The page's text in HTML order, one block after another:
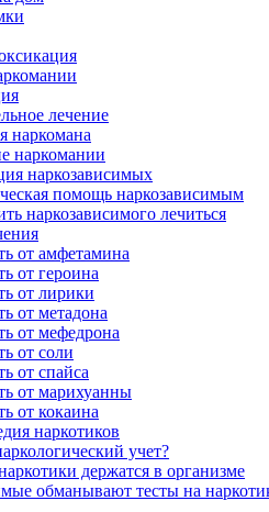
лечение
наркомана
наркомании
наркозависимых
помощь наркозависимым
наркозависимого лечиться
от амфетамина
от героина
от лирики
от метадона
от мефедрона
от соли
от спайса
от марихуанны
от кокаина
наркотиков
учет?
держатся в организме
обманывают тесты на